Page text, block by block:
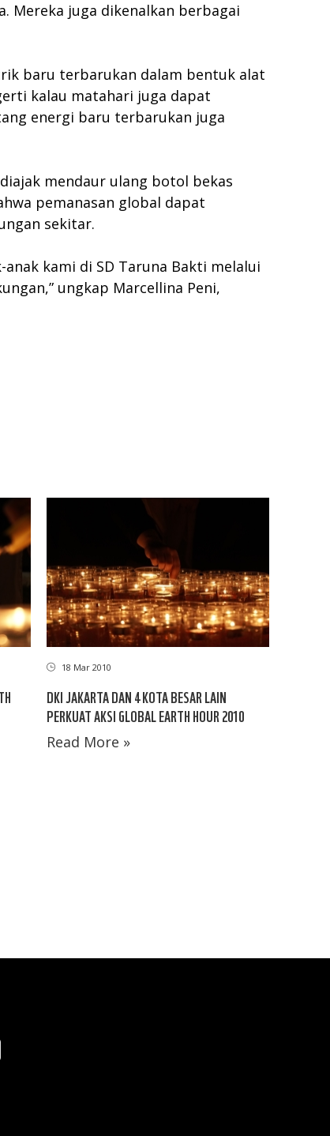
Mereka juga dikenalkan berbagai
baru terbarukan dalam bentuk alat
kalau matahari juga dapat
energi baru terbarukan juga
mendaur ulang botol bekas
pemanasan global dapat
sekitar.
anak kami di SD Taruna Bakti melalui
ungkap Marcellina Peni,
18 Mar 2010
DKI JAKARTA DAN 4 KOTA BESAR LAIN
PERKUAT AKSI GLOBAL EARTH HOUR 2010
Read More »